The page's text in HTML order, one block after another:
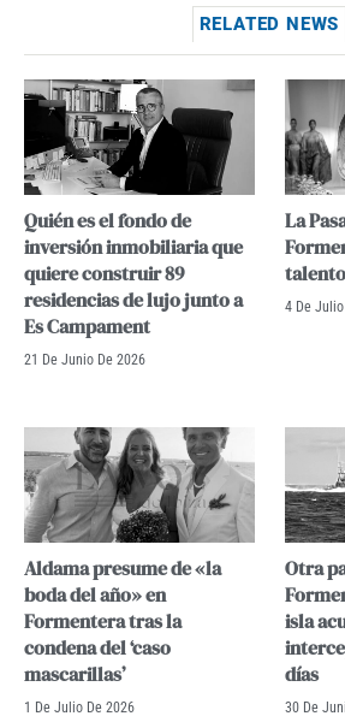
RELATED NEWS
Quién es el fondo de
inversión inmobiliaria que
quiere construir 89
residencias de lujo junto a
Es Campament
21 De Junio De 2026
La
4 De
Aldama presume de «la
boda del año» en
Formentera tras la
condena del ‘caso
mascarillas’
1 De Julio De 2026
Otra
isla
días
30 De